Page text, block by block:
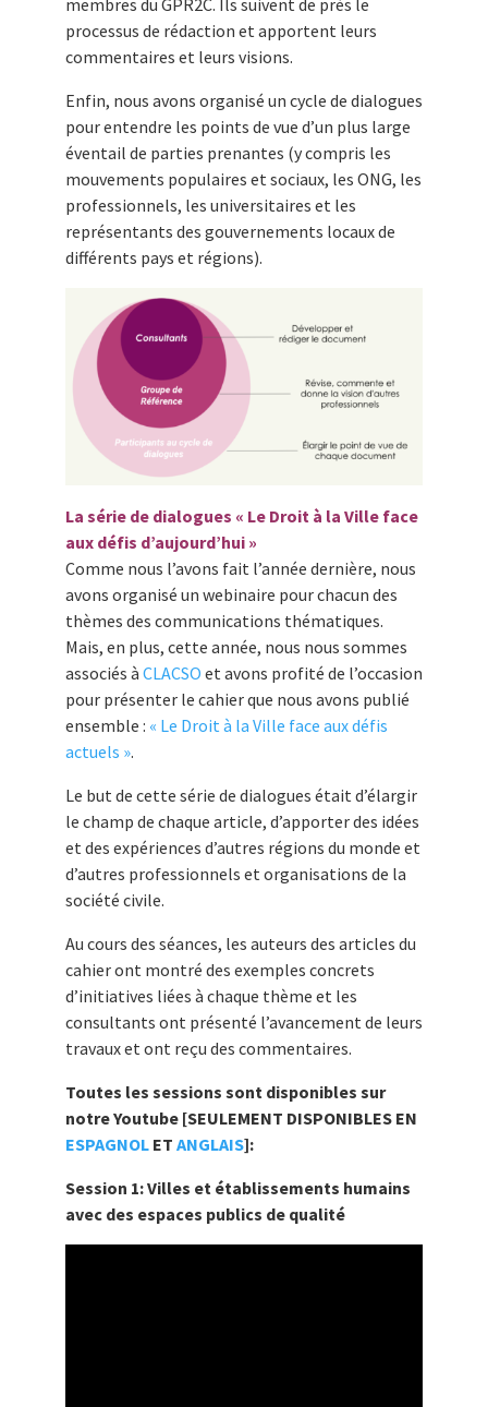
membres du GPR2C. Ils suivent de près le
processus de rédaction et apportent leurs
commentaires et leurs visions.
Enfin, nous avons organisé un cycle de dialogues
pour entendre les points de vue d’un plus large
éventail de parties prenantes (y compris les
mouvements populaires et sociaux, les ONG, les
professionnels, les universitaires et les
représentants des gouvernements locaux de
différents pays et régions).
La série de dialogues « Le Droit à la Ville face
aux défis d’aujourd’hui »
Comme nous l’avons fait l’année dernière, nous
avons organisé un webinaire pour chacun des
thèmes des communications thématiques.
Mais, en plus, cette année, nous nous sommes
associés à CLACSO et avons profité de l’occasion
pour présenter le cahier que nous avons publié
ensemble : « Le Droit à la Ville face aux défis
actuels ».
Le but de cette série de dialogues était d’élargir
le champ de chaque article, d’apporter des idées
et des expériences d’autres régions du monde et
d’autres professionnels et organisations de la
société civile.
Au cours des séances, les auteurs des articles du
cahier ont montré des exemples concrets
d’initiatives liées à chaque thème et les
consultants ont présenté l’avancement de leurs
travaux et ont reçu des commentaires.
Toutes les sessions sont disponibles sur
notre Youtube [SEULEMENT DISPONIBLES EN
ESPAGNOLET ANGLAIS]:
Session 1: Villes et établissements humains
avec des espaces publics de qualité